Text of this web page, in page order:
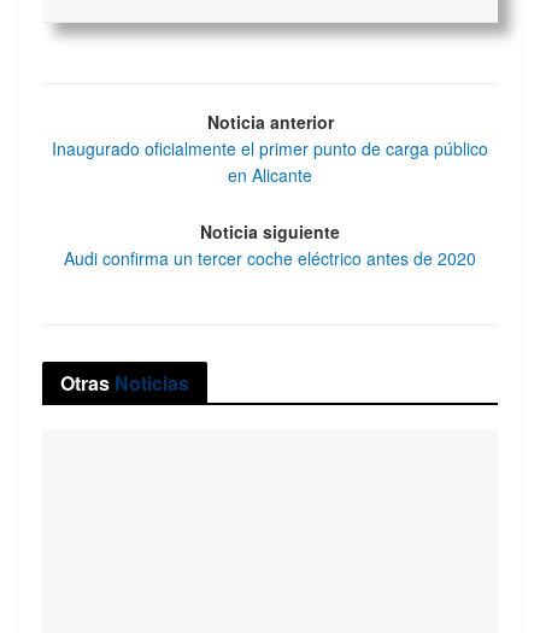
Noticia anterior
Inaugurado oficialmente el primer punto de carga público
en Alicante
Noticia siguiente
Audi confirma un tercer coche eléctrico antes de 2020
Otras Noticias